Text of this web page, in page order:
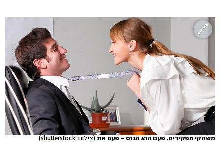
משחקי תפקידים. פעם הוא הבוס - פעם את(צילום: shutterstock)